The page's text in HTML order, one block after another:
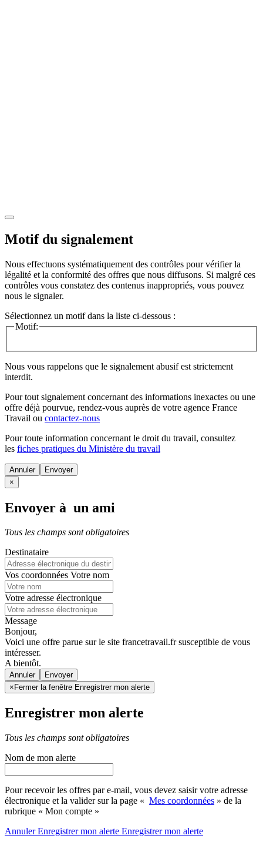
Motif du signalement
Nous effectuons systématiquement des contrôles pour vérifier la
légalité et la conformité des offres que nous diffusons. Si malgré ces
contrôles vous constatez des contenus inappropriés, vous pouvez
nous le signaler.
Sélectionnez un motif dans la liste ci-dessous :
Motif:
Nous vous rappelons que le signalement abusif est strictement
interdit.
Pour tout signalement concernant des informations inexactes ou une
offre déjà pourvue, rendez-vous auprès de votre agence France
Travail ou contactez-nous
Pour toute information concernant le droit du travail, consultez
les fiches pratiques du Ministère du travail
Annuler
×
Envoyer à un ami
Tous les champs sont obligatoires
Destinataire
Vos coordonnées Votre nom
Votre adresse électronique
Message
Bonjour,
Voici une offre parue sur le site francetravail.fr susceptible de vous
intéresser.
A bientôt.
Annuler
× Fermer la fenêtre Enregistrer mon alerte
Enregistrer mon alerte
Tous les champs sont obligatoires
Nom de mon alerte
Pour recevoir les offres par e-mail, vous devez saisir votre adresse
électronique et la valider sur la page « Mes coordonnées » de la
rubrique « Mon compte »
AnnulerEnregistrer mon alerte Enregistrermon alerte